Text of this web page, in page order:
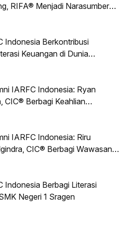
RIFA® Menjadi Narasumber
Indonesia Berkontribusi
Keuangan di Dunia
IARFC Indonesia: Ryan
CIC® Berbagi Keahlian
IARFC Indonesia: Riru
CIC® Berbagi Wawasan
Indonesia
Indonesia Berbagi Literasi
Negeri 1 Sragen